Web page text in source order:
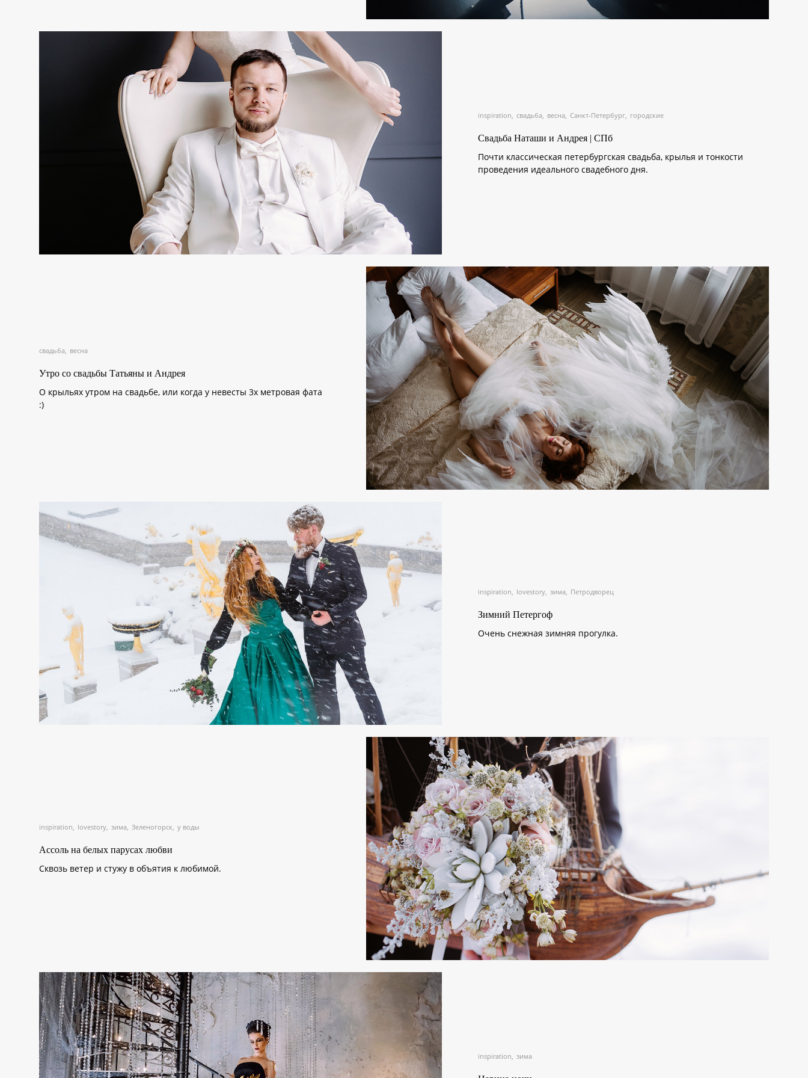
inspiration свадьба весна Санкт-Петербург городские
Свадьба Наташи и Андрея | СПб
Почти классическая петербургская свадьба, крылья и тонкости
проведения идеального свадебного дня.
свадьба весна
Утро со свадьбы Татьяны и Андрея
О крыльях утром на свадьбе, или когда у невесты 3х метровая фата
:)
inspiration lovestory зима Петродворец
Зимний Петергоф
Очень снежная зимняя прогулка.
inspiration lovestory зима Зеленогорск у воды
Ассоль на белых парусах любви
Сквозь ветер и стужу в объятия к любимой.
inspiration зима